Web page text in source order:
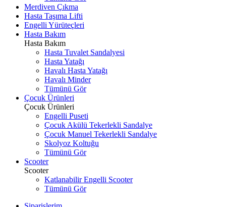
Merdiven Çıkma
Hasta Taşıma Lifti
Engelli Yürüteçleri
Hasta Bakım
Hasta Bakım
Hasta Tuvalet Sandalyesi
Hasta Yatağı
Havalı Hasta Yatağı
Havalı Minder
Tümünü Gör
Çocuk Ürünleri
Çocuk Ürünleri
Engelli Puseti
Çocuk Akülü Tekerlekli Sandalye
Çocuk Manuel Tekerlekli Sandalye
Skolyoz Koltuğu
Tümünü Gör
Scooter
Scooter
Katlanabilir Engelli Scooter
Tümünü Gör